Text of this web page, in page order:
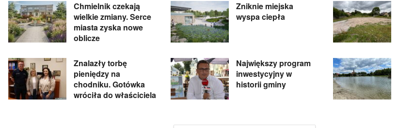
Chmielnik czekają
wielkie zmiany. Serce
miasta zyska nowe
oblicze
Zniknie miejska
wyspa ciepła
Znalazły torbę
pieniędzy na
chodniku. Gotówka
wróciła do właściciela
Największy program
inwestycyjny w
historii gminy